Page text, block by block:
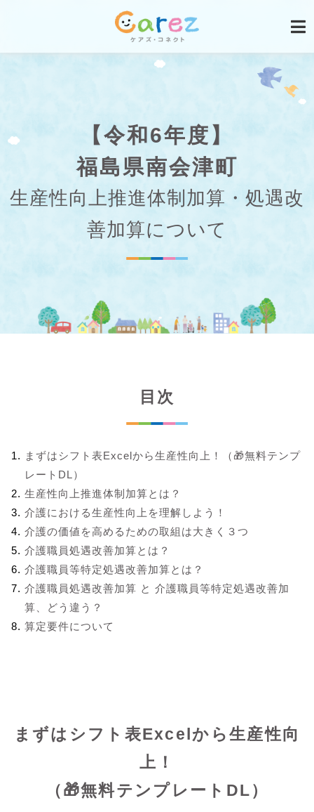
【令和6年度】
福島県南会津町
生産性向上推進体制加算・処遇改
善加算について
目次
まずはシフト表Excelから生産性向上！（🎁無料テンプ
レートDL）
生産性向上推進体制加算とは？
介護における生産性向上を理解しよう！
介護の価値を高めるための取組は大きく３つ
介護職員処遇改善加算とは？
介護職員等特定処遇改善加算とは？
介護職員処遇改善加算 と 介護職員等特定処遇改善加
算、どう違う？
算定要件について
まずはシフト表Excelから生産性向
上！
（🎁無料テンプレートDL）